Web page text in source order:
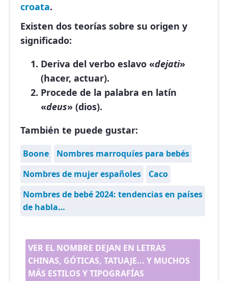
croata.
Existen dos teorías sobre su origen y
significado:
Deriva del verbo eslavo «dejati»
(hacer, actuar).
Procede de la palabra en latín
«deus» (dios).
También te puede gustar:
Boone
Nombres marroquíes para bebés
Nombres de mujer españoles
Caco
Nombres de bebé 2024: tendencias en países
de habla…
VER EL NOMBRE DEJAN EN LETRAS
CHINAS, GÓTICAS, TATUAJE... Y MUCHOS
MÁS ESTILOS Y TIPOGRAFÍAS